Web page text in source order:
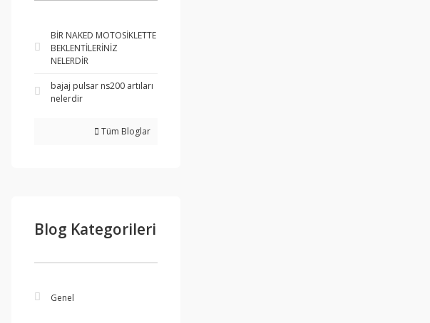
BİR NAKED MOTOSİKLETTE
BEKLENTİLERİNİZ
NELERDİR
bajaj pulsar ns200 artıları
nelerdir
Tüm Bloglar
Blog Kategorileri
Genel